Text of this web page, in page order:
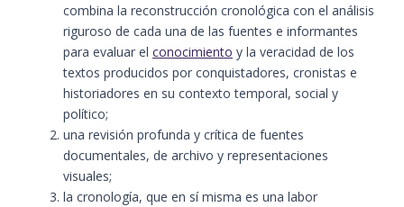
combina la reconstrucción cronológica con el análisis
riguroso de cada una de las fuentes e informantes
para evaluar el conocimiento y la veracidad de los
textos producidos por conquistadores, cronistas e
historiadores en su contexto temporal, social y
político;
una revisión profunda y crítica de fuentes
documentales, de archivo y representaciones
visuales;
la cronología, que en sí misma es una labor